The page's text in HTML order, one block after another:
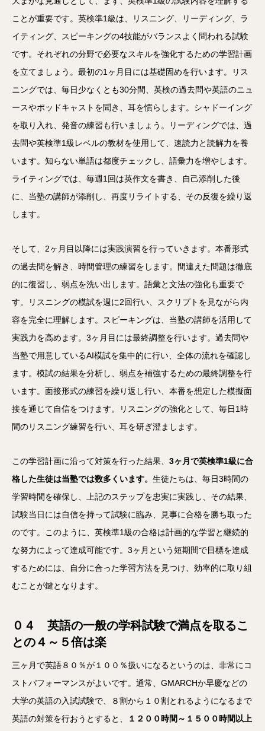
ことが重要です。英検準1級は、リスニング、リーディング、ラ
イティング、スピーキングの4技能がバランスよく問われる試験
です。それぞれの分野で必要なスキルを強化するための学習計画
を立てましょう。最初の1ヶ月目には基礎固めを行います。リス
ニングでは、毎日少なくとも30分間、英検の過去問や英語のニュ
ースやポッドキャストを聞き、耳を慣らします。シャドーイング
を取り入れ、発音の練習も行いましょう。リーディングでは、過
去問や英検準1級レベルの教材を使用して、速読力と読解力を養
います。知らない単語は都度チェックし、語彙力を増やします。
ライティングでは、毎週1回は英作文を書き、自己添削した後
に、当塾の講師が添削し、再度リライトする、その反復を繰り返
します。
そして、2ヶ月目以降には実践演習を行っていきます。本番形式
の過去問を解き、時間管理の練習をします。間違えた問題は徹底
的に復習し、弱点を洗い出します。語彙と文法の強化も重要で
す。リスニングの模試を週に2回行い、スクリプトを見ながら内
容を完全に理解します。スピーキングは、当塾の講師を活用して
実践力を高めます。3ヶ月目には最終調整を行います。過去問や
当塾で用意しているAI模試を集中的に行い、全体の流れを確認し
ます。模試の結果を分析し、弱点を補強するための最終調整を行
います。面接形式の練習を繰り返し行い、本番を想定した模擬面
接を通じて自信をつけます。リスニングの強化として、毎日1時
間のリスニング練習を行い、耳を研ぎ澄まします。
この学習計画に沿って対策を行った結果、 3ヶ月で英検準1級に合
格した生徒は当塾では数多くいます。 生徒たちは、毎日3時間の
学習時間を確保し、上記のステップを忠実に実践し、その結果、
試験当日には自信を持って試験に臨み、見事に合格を勝ち取った
のです。このように、英検準1級の合格は計画的な学習と継続的
な努力によって達成可能です。3ヶ月という短期間で目標を達成
するためには、自分に合った学習方法を見つけ、効率的に取り組
むことが鍵となります。
０４ 英語の一般の学科試験で満点を取るこ
との４～５倍は楽
三ヶ月で英語８０％が１００％扱いになるというのは、非常にコ
ストパフォーマンスがよいです。通常、GMARCHか早慶などの
大学の英語の入試試験で、８割から１０割とれるようになるまで
英語の対策を行おうとすると、
１２００時間～１５００時間以上